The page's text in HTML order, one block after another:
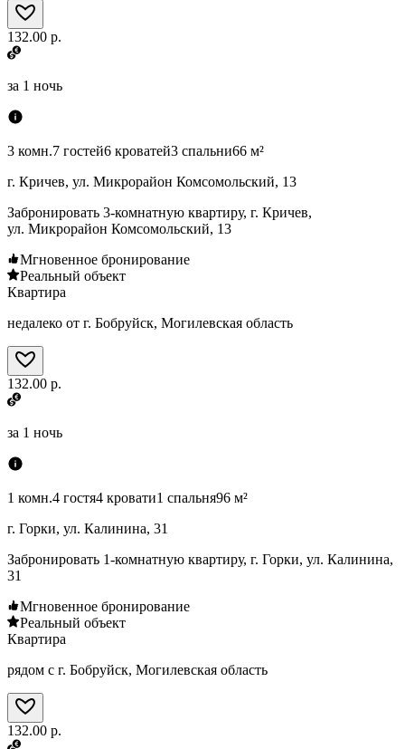
132.00 р.
за 1 ночь
3 комн.7 гостей6 кроватей3 спальни66 м²
г. Кричев, ул. Микрорайон Комсомольский, 13
Забронировать 3-комнатную квартиру, г. Кричев,
ул. Микрорайон Комсомольский, 13
Мгновенное бронирование
Реальный объект
Квартира
недалеко от г. Бобруйск, Могилевская область
132.00 р.
за 1 ночь
1 комн.4 гостя4 кровати1 спальня96 м²
г. Горки, ул. Калинина, 31
Забронировать 1-комнатную квартиру, г. Горки, ул. Калинина,
31
Мгновенное бронирование
Реальный объект
Квартира
рядом с г. Бобруйск, Могилевская область
132.00 р.